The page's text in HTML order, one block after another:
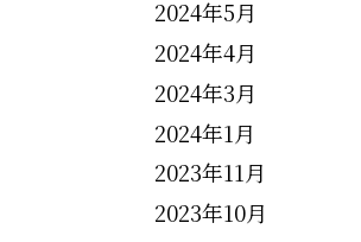
2024年5月
2024年4月
2024年3月
2024年1月
2023年11月
2023年10月